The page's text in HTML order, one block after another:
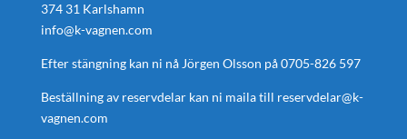
374 31 Karlshamn
info@k-vagnen.com
Efter stängning kan ni nå Jörgen Olsson på0705-826 597
Beställning av reservdelar kan ni maila till reservdelar@k-
vagnen.com